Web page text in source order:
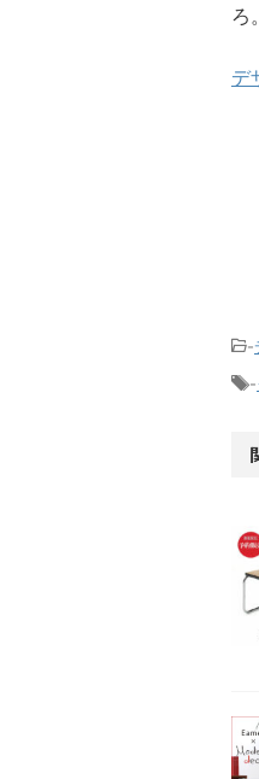
ろ
デ
-
-